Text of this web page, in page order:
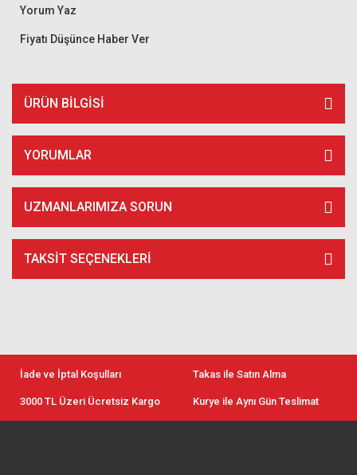
Yorum Yaz
Fiyatı Düşünce Haber Ver
ÜRÜN BILGISI
YORUMLAR
UZMANLARIMIZA SORUN
TAKSIT SEÇENEKLERI
İade ve İptal Koşulları Takas ile Satın Alma
3000 TL Üzeri Ücretsiz Kargo Kurye ile Aynı Gün Teslimat